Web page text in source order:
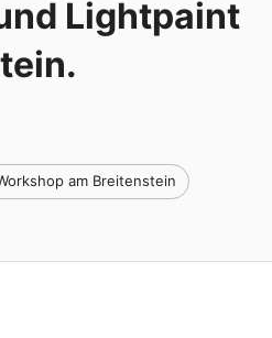
Lightpaint
am Breitenstein